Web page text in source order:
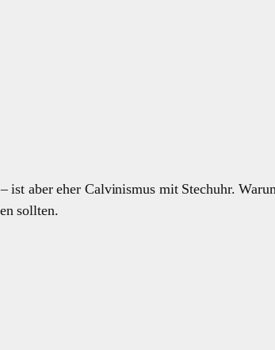
aber eher Calvinismus mit Stechuhr.
sollten.